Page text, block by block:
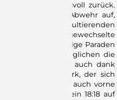
sich eindrucksvoll zurück.
drehte die Wölfe-Abwehr auf,
die daraus resultierenden
eingewechselte
zudem für wichtige Paraden
In der 24. Minute glichen die
wieder aus – auch dank
von Alexander Merk, der sich
sondern auch vorne
Zur Pause stand ein 18:18 auf